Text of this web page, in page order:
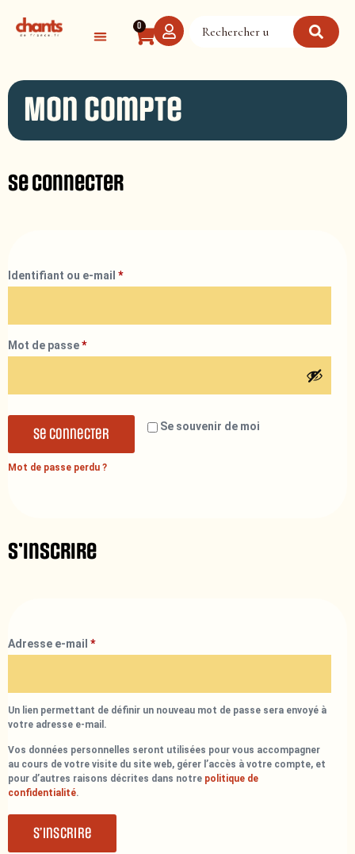
0
Mon compte
Se connecter
Identifiant ou e-mail *
Mot de passe*
Se souvenir de moi
Se connecter
Mot de passe perdu ?
S’inscrire
Adresse e-mail *
Un lien permettant de définir un nouveau mot de passe sera envoyé à
votre adresse e-mail.
Vos données personnelles seront utilisées pour vous accompagner
au cours de votre visite du site web, gérer l’accès à votre compte, et
pour d’autres raisons décrites dans notre politique de
confidentialité.
S’inscrire